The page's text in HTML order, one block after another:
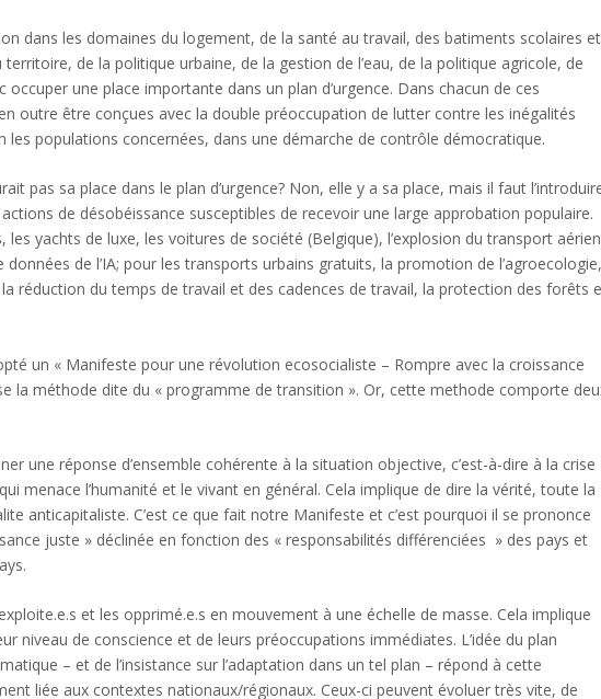
dans les domaines du logement, de la santé au travail, des batiments scolaires et
de la politique urbaine, de la gestion de l’eau, de la politique agricole, de
occuper une place importante dans un plan d’urgence. Dans chacun de ces
outre être conçues avec la double préoccupation de lutter contre les inégalités
les populations concernées, dans une démarche de contrôle démocratique.
pas sa place dans le plan d’urgence? Non, elle y a sa place, mais il faut
de désobéissance susceptibles de recevoir une large approbation populaire.
les yachts de luxe, les voitures de société (Belgique), l’explosion du transport aérien
de l’IA; pour les transports urbains gratuits, la promotion de
réduction du temps de travail et des cadences de travail, la protection des forêts
un « Manifeste pour une révolution ecosocialiste – Rompre avec la croissance
la méthode dite du « programme de transition ». Or, cette methode comporte
une réponse d’ensemble cohérente à la situation objective, c’est-à-dire à la crise
menace l’humanité et le vivant en général. Cela implique de dire la vérité, toute la
anticapitaliste. C’est ce que fait notre Manifeste et c’est pourquoi il se prononce
juste » déclinée en fonction des « responsabilités différenciées » des pays et
et les opprimé.e.s en mouvement à une échelle de masse. Cela implique
niveau de conscience et de leurs préoccupations immédiates. L’idée du plan
– et de l’insistance sur l’adaptation dans un tel plan – répond à cette
liée aux contextes nationaux/régionaux. Ceux-ci peuvent évoluer très vite, de